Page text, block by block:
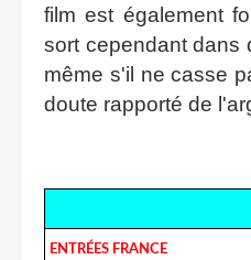
film est également
sort cependant dans
même s'il ne casse
doute rapporté de
ENTRÉES FRANCE